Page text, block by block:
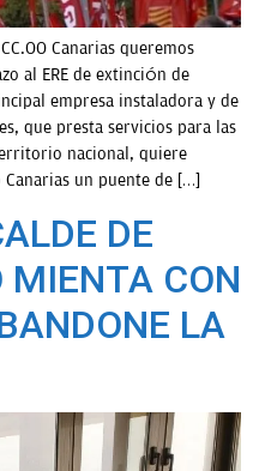
Canarias queremos
al ERE de extinción de
empresa instaladora y de
que presta servicios para las
nacional, quiere
un puente de […]
DE
MIENTA CON
LA